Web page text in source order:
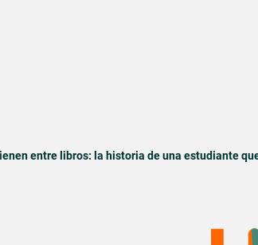
entre libros: la historia de una estudiante